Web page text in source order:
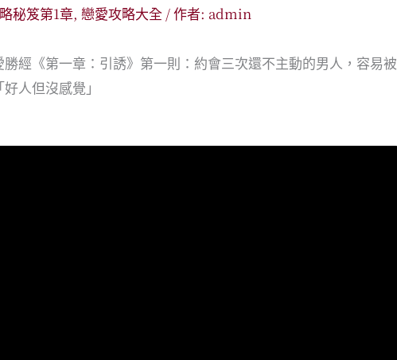
秘笈第1章,戀愛攻略大全 / 作者: admin
勝經《第一章：引誘》第一則：約會三次還不主動的男人，容易被
人但沒感覺」